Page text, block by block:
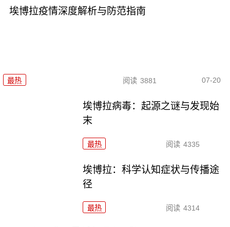
埃博拉疫情深度解析与防范指南
最热 阅读 3881 07-20
埃博拉病毒：起源之谜与发现始
末
最热 阅读 4335
埃博拉：科学认知症状与传播途
径
最热 阅读 4314